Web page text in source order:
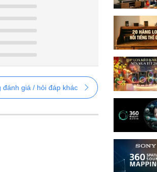
đánh giá / hỏi đáp khác